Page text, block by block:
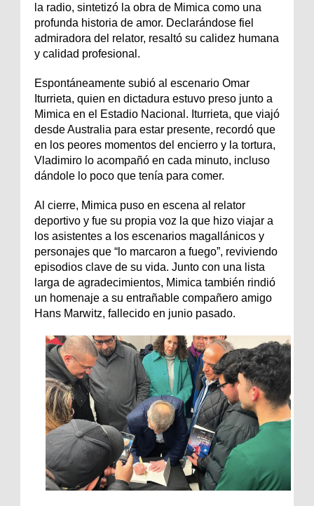
la radio, sintetizó la obra de Mimica como una
profunda historia de amor. Declarándose fiel
admiradora del relator, resaltó su calidez humana
y calidad profesional.
Espontáneamente subió al escenario Omar
Iturrieta, quien en dictadura estuvo preso junto a
Mimica en el Estadio Nacional. Iturrieta, que viajó
desde Australia para estar presente, recordó que
en los peores momentos del encierro y la tortura,
Vladimiro lo acompañó en cada minuto, incluso
dándole lo poco que tenía para comer.
Al cierre, Mimica puso en escena al relator
deportivo y fue su propia voz la que hizo viajar a
los asistentes a los escenarios magallánicos y
personajes que “lo marcaron a fuego”, reviviendo
episodios clave de su vida. Junto con una lista
larga de agradecimientos, Mimica también rindió
un homenaje a su entrañable compañero amigo
Hans Marwitz, fallecido en junio pasado.